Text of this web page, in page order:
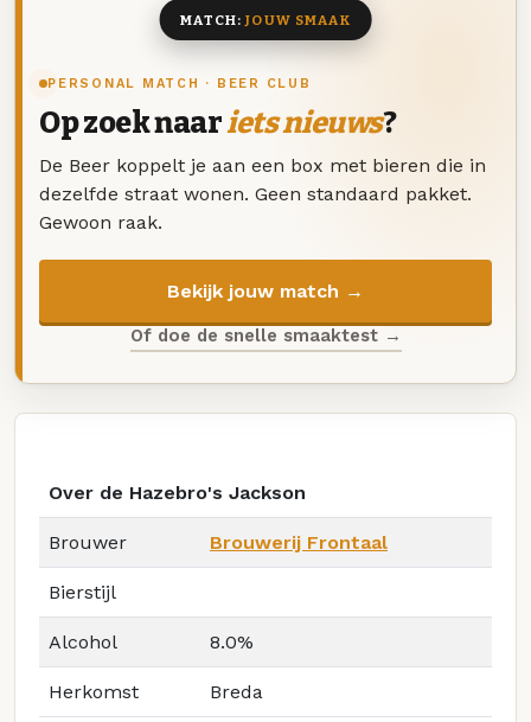
PERSONAL MATCH · BEER CLUB
Op zoek naariets nieuws?
De Beer koppelt je aan een box met bieren die in
dezelfde straat wonen. Geen standaard pakket.
Gewoon raak.
Bekijk jouw match →
Of doe de snelle smaaktest →
MATCH:JOUW SMAAK
Over de Hazebro's Jackson
Brouwer Brouwerij Frontaal
Bierstijl
Alcohol 8.0%
Herkomst Breda